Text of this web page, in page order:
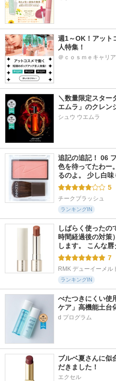
週1～OK！アット
人特集！
＠ｃｏｓｍｅキャリア
＼数量限定スター
エムラ」のクレン
シュウ ウエムラ
追記の追記！ 06
色を待ってたわー
るのよ。 少し白
5
チークブラッシュ
ランキングIN
しばらく使ったの
時間経過後の対策
します。 こんな
7
RMK デューイーメル
ランキングIN
べたつきにくい使
ケア」高機能土台
ブルベ夏さんに似
だきました！
エクセル